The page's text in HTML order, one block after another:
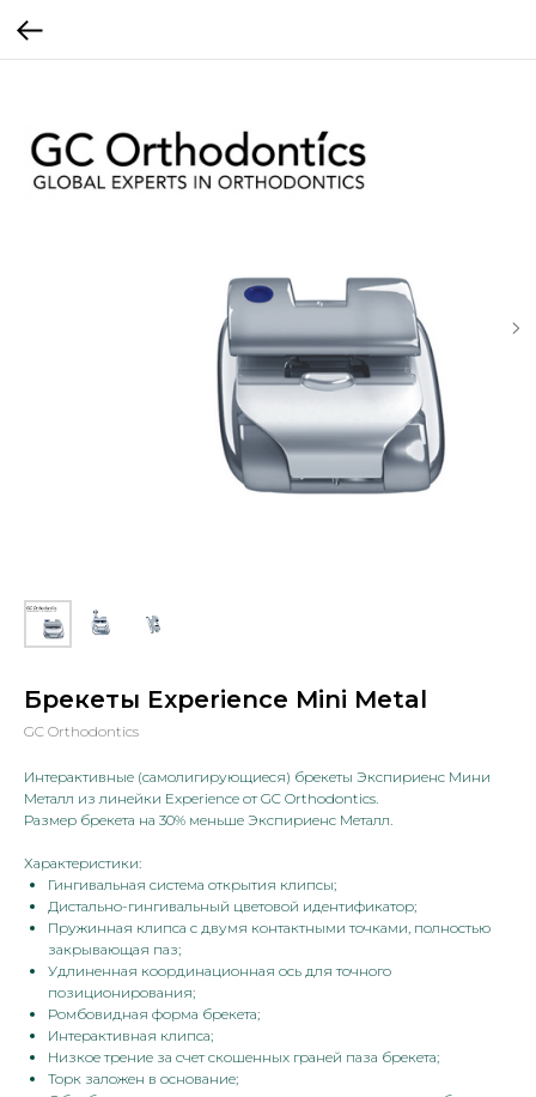
Брекеты Experience Mini Metal
GC Orthodontics
Интерактивные (самолигирующиеся) брекеты Экспириенс Мини
Металл из линейки Experience от GC Orthodontics.
Размер брекета на 30% меньше Экспириенс Металл.
Характеристики:
Гингивальная система открытия клипсы;
Дистально-гингивальный цветовой идентификатор;
Пружинная клипса с двумя контактными точками, полностью
закрывающая паз;
Удлиненная координационная ось для точного
позиционирования;
Ромбовидная форма брекета;
Интерактивная клипса;
Низкое трение за счет скошенных граней паза брекета;
Торк заложен в основание;